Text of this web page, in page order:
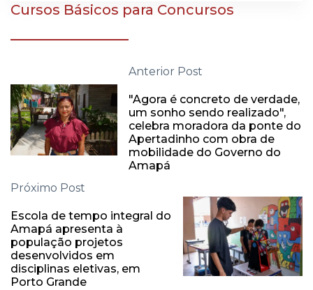
Cursos Básicos para Concursos
Anterior Post
"Agora é concreto de verdade,
um sonho sendo realizado",
celebra moradora da ponte do
Apertadinho com obra de
mobilidade do Governo do
Amapá
Próximo Post
Escola de tempo integral do
Amapá apresenta à
população projetos
desenvolvidos em
disciplinas eletivas, em
Porto Grande